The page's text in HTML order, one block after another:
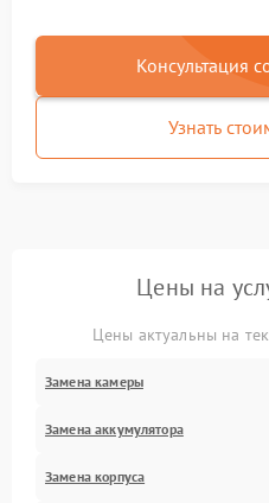
Консультация
Узнать
Цены на
Цены актуальны на
Замена камеры
Замена аккумулятора
Замена корпуса